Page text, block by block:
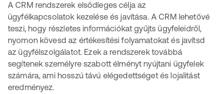
A CRM rendszerek elsődleges célja az
ügyfélkapcsolatok kezelése és javítása. A CRM lehetővé
teszi, hogy részletes információkat gyűjts ügyfeleidről,
nyomon kövesd az értékesítési folyamatokat és javítsd
az ügyfélszolgálatot. Ezek a rendszerek továbbá
segítenek személyre szabott élményt nyújtani ügyfelek
számára, ami hosszú távú elégedettséget és lojalitást
eredményez.